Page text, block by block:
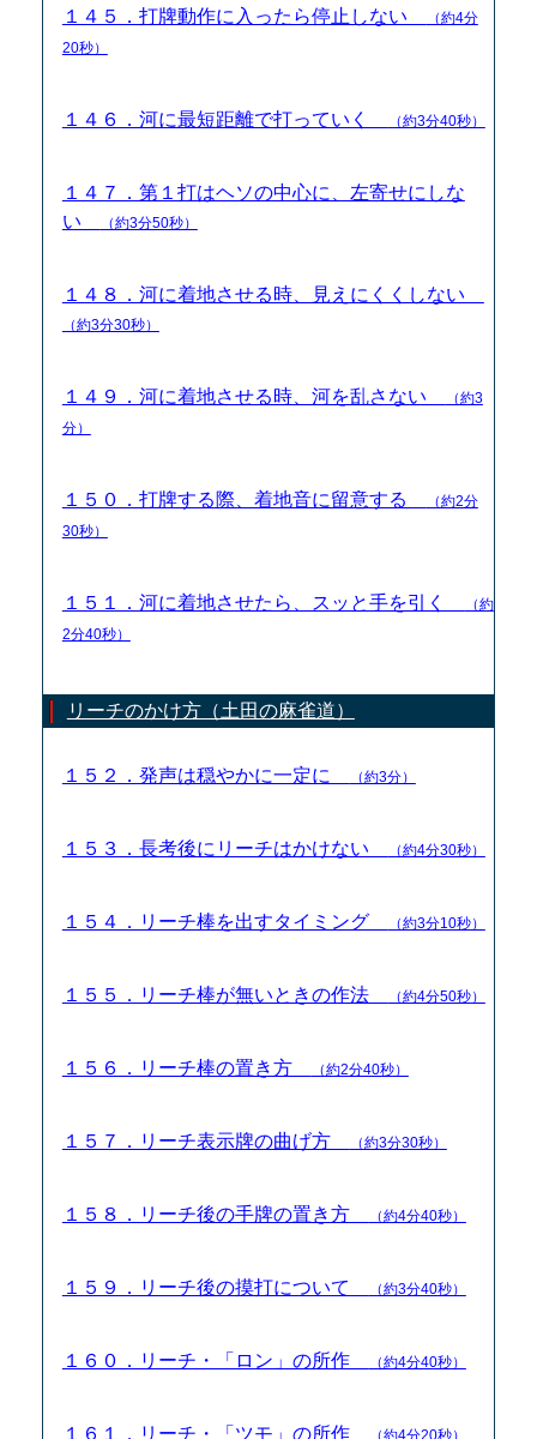
１４５．打牌動作に入ったら停止しない
（約4分
20秒）
１４６．河に最短距離で打っていく （約3分40秒）
１４７．第１打はヘソの中心に、左寄せにしな
い
（約3分50秒）
１４８．河に着地させる時、見えにくくしない
（約3分30秒）
１４９．河に着地させる時、河を乱さない
（約3
分）
１５０．打牌する際、着地音に留意する
（約2分
30秒）
１５１．河に着地させたら、スッと手を引く
（約
2分40秒）
リーチのかけ方（土田の麻雀道）
１５２．発声は穏やかに一定に （約3分）
１５３．長考後にリーチはかけない （約4分30秒）
１５４．リーチ棒を出すタイミング （約3分10秒）
１５５．リーチ棒が無いときの作法 （約4分50秒）
１５６．リーチ棒の置き方 （約2分40秒）
１５７．リーチ表示牌の曲げ方 （約3分30秒）
１５８．リーチ後の手牌の置き方 （約4分40秒）
１５９．リーチ後の摸打について （約3分40秒）
１６０．リーチ・「ロン」の所作 （約4分40秒）
１６１．リーチ・「ツモ」の所作 （約4分20秒）